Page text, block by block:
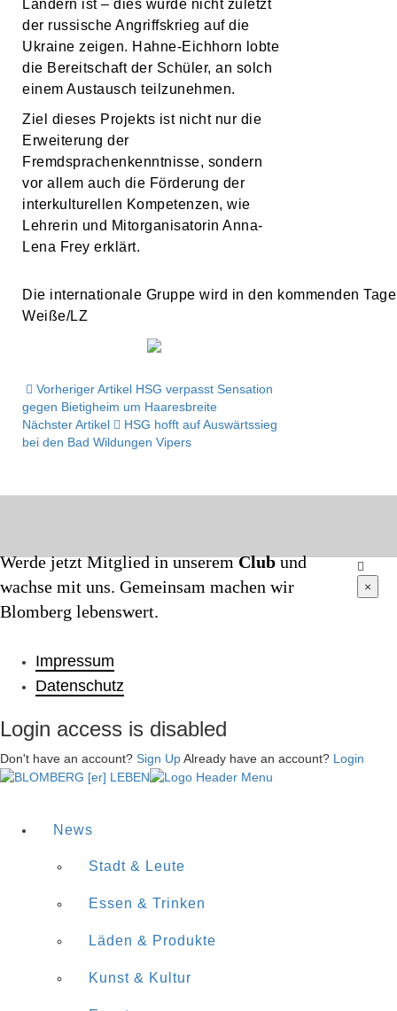
Ländern ist – dies würde nicht zuletzt
der russische Angriffskrieg auf die
Ukraine zeigen. Hahne-Eichhorn lobte
die Bereitschaft der Schüler, an solch
einem Austausch teilzunehmen.
Ziel dieses Projekts ist nicht nur die
Erweiterung der
Fremdsprachenkenntnisse, sondern
vor allem auch die Förderung der
interkulturellen Kompetenzen, wie
Lehrerin und Mitorganisatorin Anna-
Lena Frey erklärt.
Die internationale Gruppe wird in den kommenden
Weiße/LZ
Vorheriger Artikel HSG verpasst Sensation
gegen Bietigheim um Haaresbreite
Nächster Artikel
HSG hofft auf Auswärtssieg
bei den Bad Wildungen Vipers
Werde jetzt Mitglied in unseremClubund
wachse mit uns. Gemeinsam machen wir
Blomberg lebenswert.
Impressum
Datenschutz
×
Login access is disabled
Don't have an account? Sign UpAlready have an account? Login
News
Stadt & Leute
Essen & Trinken
Läden & Produkte
Kunst & Kultur